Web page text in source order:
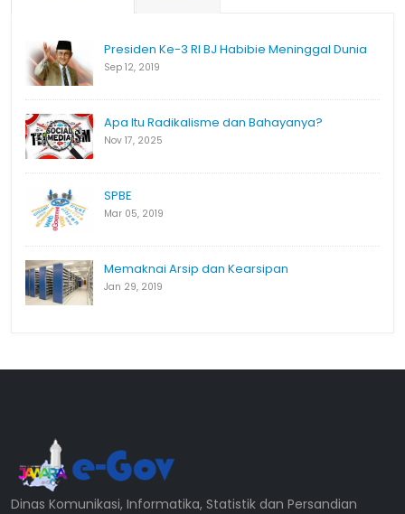
Presiden Ke-3 RI BJ Habibie Meninggal Dunia
Sep 12, 2019
Apa Itu Radikalisme dan Bahayanya?
Nov 17, 2025
SPBE
Mar 05, 2019
Memaknai Arsip dan Kearsipan
Jan 29, 2019
Dinas Komunikasi, Informatika, Statistik dan Persandian